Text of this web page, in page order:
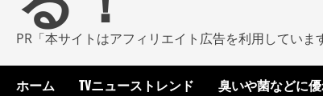
PR「本サイトはアフィリエイト広告を利用していま
ホーム TVニューストレンド 臭いや菌などに